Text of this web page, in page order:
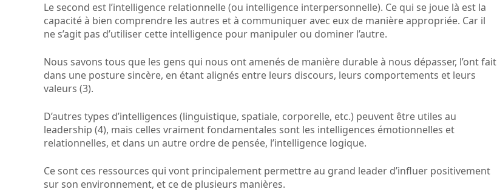
Le second est l’intelligence relationnelle (ou intelligence interpersonnelle). Ce qui se joue là est la
capacité à bien comprendre les autres et à communiquer avec eux de manière appropriée. Car il
ne s’agit pas d’utiliser cette intelligence pour manipuler ou dominer l’autre.
Nous savons tous que les gens qui nous ont amenés de manière durable à nous dépasser, l’ont fait
dans une posture sincère, en étant alignés entre leurs discours, leurs comportements et leurs
valeurs (3).
D’autres types d’intelligences (linguistique, spatiale, corporelle, etc.) peuvent être utiles au
leadership (4), mais celles vraiment fondamentales sont les intelligences émotionnelles et
relationnelles, et dans un autre ordre de pensée, l’intelligence logique.
Ce sont ces ressources qui vont principalement permettre au grand leader d’influer positivement
sur son environnement, et ce de plusieurs manières.